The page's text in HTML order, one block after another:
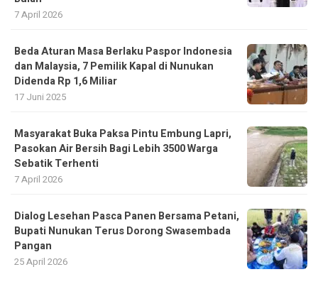
7 April 2026
Beda Aturan Masa Berlaku Paspor Indonesia
dan Malaysia, 7 Pemilik Kapal di Nunukan
Didenda Rp 1,6 Miliar
17 Juni 2025
Masyarakat Buka Paksa Pintu Embung Lapri,
Pasokan Air Bersih Bagi Lebih 3500 Warga
Sebatik Terhenti
7 April 2026
Dialog Lesehan Pasca Panen Bersama Petani,
Bupati Nunukan Terus Dorong Swasembada
Pangan
25 April 2026